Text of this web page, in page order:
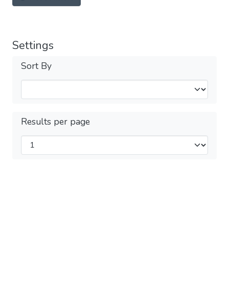
Settings
Sort By
Results per page